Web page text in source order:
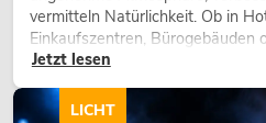
vermitteln Natürlichkeit. Ob in
Einkaufszentren, Bürogebäuden
eine hochwertige Begrünung
modernen Raumkonzept.
Jetzt lesen
LICHT